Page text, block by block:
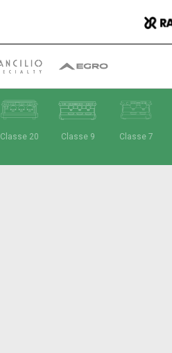
Classe 20 Classe 9 Classe 7
Nouvelles Télécharger